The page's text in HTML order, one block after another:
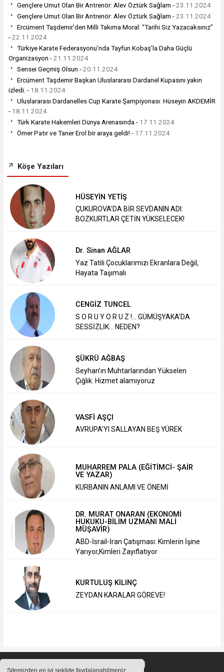
Gençlere Umut Olan Bir Antrenör: Alev Öztürk Sağlam -23.11.2024
Gençlere Umut Olan Bir Antrenör: Alev Öztürk Sağlam -23.11.2024
Ercüment Taşdemir’den Milli Takıma Moral: “Tarihi Siz Yazacaksınız”
-22.11.2024
Türkiye Karate Federasyonu’nda Tayfun Kobaş’la Daha Güçlü
Organizasyon -21.11.2024
Sensei Geçmiş Olsun -20.11.2024
Ercüment Taşdemir Başkan Uluslararası Dardanel Kupasını yakın
izledi. - 18.11.2024
Uluslararası Dardanelles Cup Karate Şampiyonası: Hüseyin AKDEMİR
- 18.11.2024
Türk Karate Hakemleri Dünya Arenasında - 17.11.2024
Ömer Patır ve Taner Erol bir araya geldi! - 17.11.2024
Köşe Yazıları
HÜSEYİN YETİŞ
ÇUKUROVA’DA BİR SEVDANIN ADI:
BOZKURTLAR ÇETİN YÜKSELECEK!
Dr. Sinan AĞLAR
Yaz Tatili Çocuklarımızı Ekranlara Değil,
Hayata Taşımalı
CENGİZ TUNCEL
S O R U Y O R U Z !... GÜMÜŞYAKA'DA
SESSİZLİK... NEDEN?
ŞÜKRÜ AĞBAŞ
Seyhan’ın Muhtarlarından Yükselen
Çığlık: Hizmet alamıyoruz
VASFİ AŞÇI
AVRUPA’YI SALLAYAN BEŞ YÜREK
MUHARREM PALA (EĞİTİMCİ- ŞAİR
VE YAZAR)
KURBANIN ANLAMI VE ÖNEMİ
DR. MURAT ONARAN (EKONOMİ
HUKUKU-BİLİM UZMANI MALİ
MÜŞAVİR)
ABD-İsrail-İran Çatışması: Kimlerin İşine
Yarıyor,Kimleri Zayıflatıyor
KURTULUŞ KILINÇ
ZEYDAN KARALAR GÖREVE!